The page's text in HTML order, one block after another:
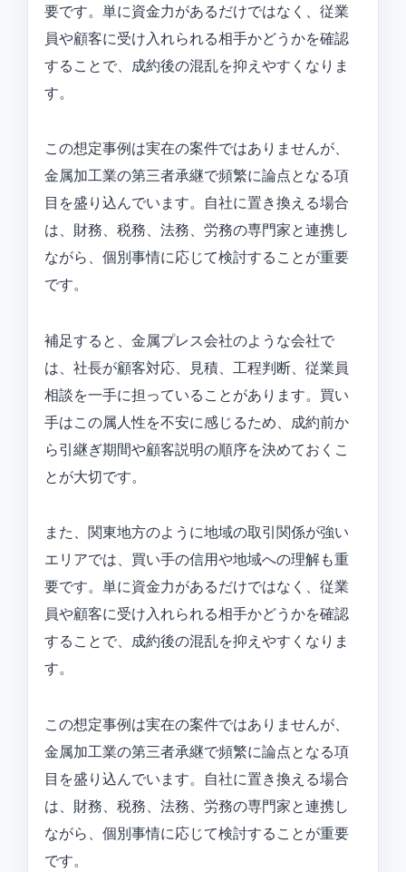
要です。単に資金力があるだけではなく、従業
員や顧客に受け入れられる相手かどうかを確認
することで、成約後の混乱を抑えやすくなりま
す。
この想定事例は実在の案件ではありませんが、
金属加工業の第三者承継で頻繁に論点となる項
目を盛り込んでいます。自社に置き換える場合
は、財務、税務、法務、労務の専門家と連携し
ながら、個別事情に応じて検討することが重要
です。
補足すると、金属プレス会社のような会社で
は、社長が顧客対応、見積、工程判断、従業員
相談を一手に担っていることがあります。買い
手はこの属人性を不安に感じるため、成約前か
ら引継ぎ期間や顧客説明の順序を決めておくこ
とが大切です。
また、関東地方のように地域の取引関係が強い
エリアでは、買い手の信用や地域への理解も重
要です。単に資金力があるだけではなく、従業
員や顧客に受け入れられる相手かどうかを確認
することで、成約後の混乱を抑えやすくなりま
す。
この想定事例は実在の案件ではありませんが、
金属加工業の第三者承継で頻繁に論点となる項
目を盛り込んでいます。自社に置き換える場合
は、財務、税務、法務、労務の専門家と連携し
ながら、個別事情に応じて検討することが重要
です。